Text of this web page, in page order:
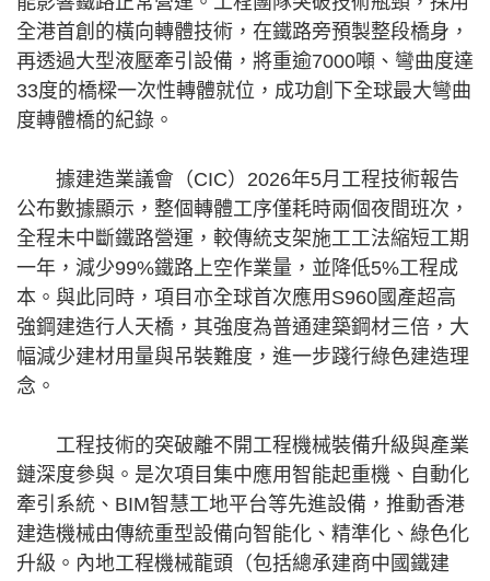
全港首創的橫向轉體技術，在鐵路旁預製整段橋身，
再透過大型液壓牽引設備，將重逾7000噸、彎曲度達
33度的橋樑一次性轉體就位，成功創下全球最大彎曲
度轉體橋的紀錄。
據建造業議會（CIC）2026年5月工程技術報告
公布數據顯示，整個轉體工序僅耗時兩個夜間班次，
全程未中斷鐵路營運，較傳統支架施工工法縮短工期
一年，減少99%鐵路上空作業量，並降低5%工程成
本。與此同時，項目亦全球首次應用S960國產超高
強鋼建造行人天橋，其強度為普通建築鋼材三倍，大
幅減少建材用量與吊裝難度，進一步踐行綠色建造理
念。
工程技術的突破離不開工程機械裝備升級與產業
鏈深度參與。是次項目集中應用智能起重機、自動化
牽引系統、BIM智慧工地平台等先進設備，推動香港
建造機械由傳統重型設備向智能化、精準化、綠色化
升級。內地工程機械龍頭（包括總承建商中國鐵建